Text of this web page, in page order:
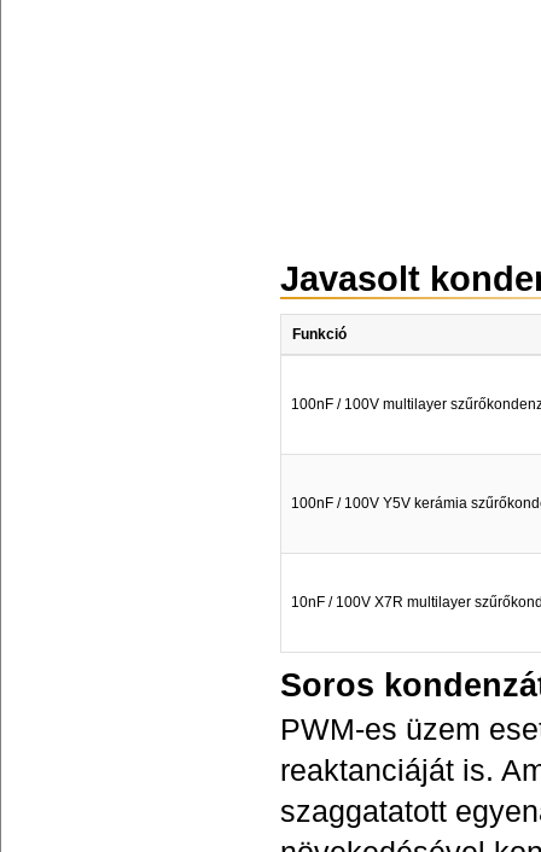
Javasolt
Funkció
100nF / 100V multilayer
100nF / 100V Y5V kerámia
10nF / 100V X7R multilayer
Soros
PWM-es üzem
reaktanciáját is.
szaggatatott